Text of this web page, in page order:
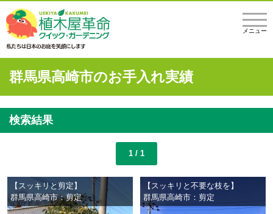
メニュー
群馬県高崎市のお手入れ実績
検索結果
1 / 1
【スッキリと剪定】
群馬県高崎市：剪定
【スッキリと不要な枝を】
群馬県高崎市：剪定